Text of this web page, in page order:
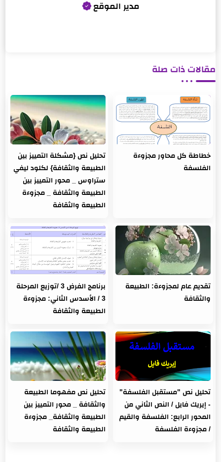
مقالات ذات صلة
خطاطة كل محاور مجزوءة
الفلسفة
تحليل نص {مشكلة التمييز بين
الطبيعة والثقافة} لكلود ليفي
ستراوس _ محور التمييز بين
الطبيعة والثقافة _ مجزوءة
الطبيعة والثقافة
تقديم عام لمجزوءة: الطبيعة
والثقافة
برنامج الفرض 3 /توزيع المرحلة
3 / الأسدس الثاني: مجزوءة
الطبيعة والثقافة
تحليل نص "مستقبل الفلسفة"
- إيريك فايل / النص الثاني من
المحور الرابع: الفلسفة والقيم
/ مجزوءة الفلسفة
تحليل نص مفهوما الطبيعة
والثقافة _ محور التمييز بين
الطبيعة والثقافة_ مجزوءة
الطبيعة والثقافة